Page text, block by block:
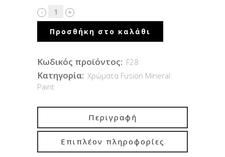
Προσθήκη στο καλάθι
Κωδικός προϊόντος: F28
Κατηγορία: Χρώματα Fusion Mineral
Paint
Περιγραφή
Επιπλέον πληροφορίες